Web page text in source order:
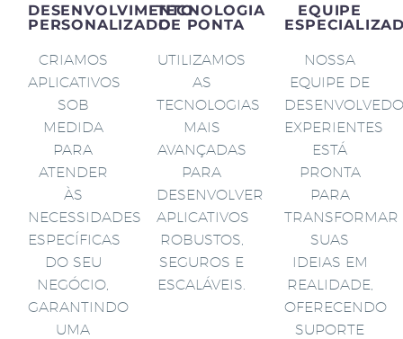
DESENVOLVIMENTO
PERSONALIZADO
CRIAMOS
APLICATIVOS
SOB
MEDIDA
PARA
ATENDER
ÀS
NECESSIDADES
ESPECÍFICAS
DO SEU
NEGÓCIO,
GARANTINDO
UMA
TECNOLOGIA
DE PONTA
UTILIZAMOS
AS
TECNOLOGIAS
MAIS
AVANÇADAS
PARA
DESENVOLVER
APLICATIVOS
ROBUSTOS,
SEGUROS E
ESCALÁVEIS.
EQUIPE
NOSSA
EQUIPE DE
EXPERIENTES
ESTÁ
PRONTA
PARA
TRANSFORMAR
SUAS
IDEIAS EM
REALIDADE,
OFERECENDO
SUPORTE